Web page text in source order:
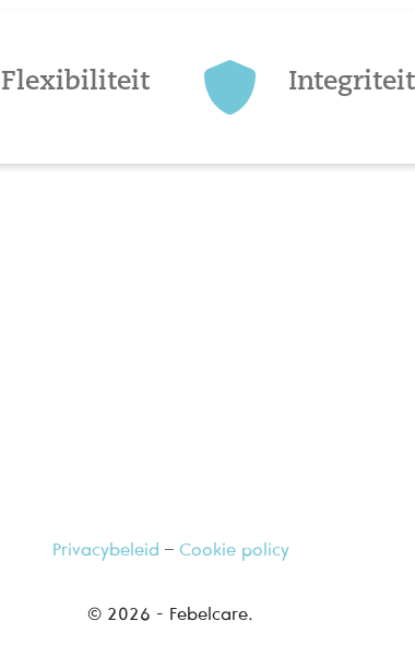
Flexibiliteit Integriteit
Privacybeleid – Cookie policy
© 2026 - Febelcare.